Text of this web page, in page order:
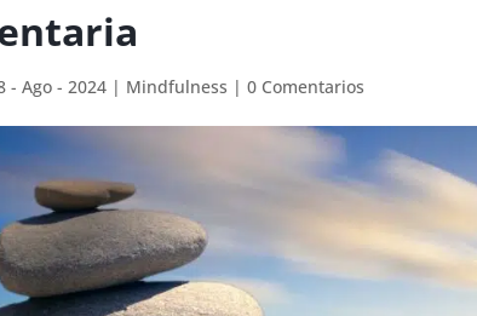
- Ago - 2024 | Mindfulness |0 Comentarios